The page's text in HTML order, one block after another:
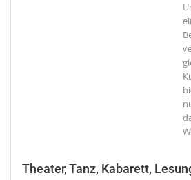
Theater, Tanz, Kabarett,